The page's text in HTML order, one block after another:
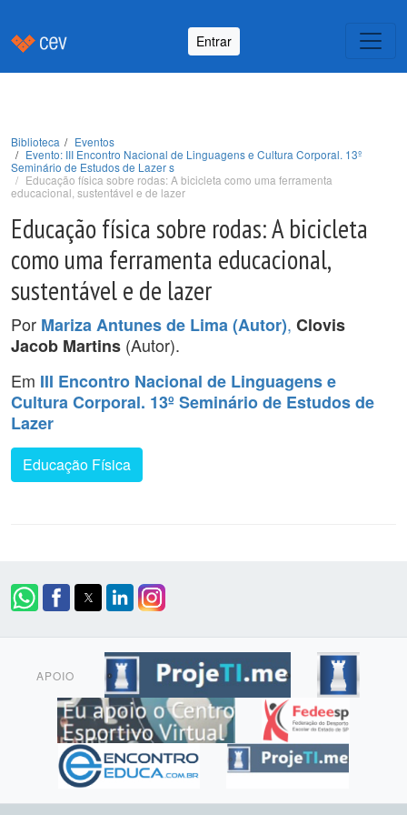
Entrar
Biblioteca
Eventos
Evento: III Encontro Nacional de Linguagens e Cultura Corporal. 13º
Seminário de Estudos de Lazer s
Educação física sobre rodas: A bicicleta como uma ferramenta
educacional, sustentável e de lazer
Educação física sobre rodas: A bicicleta
como uma ferramenta educacional,
sustentável e de lazer
Por Mariza Antunes de Lima (Autor), Clovis
Jacob Martins (Autor).
Em III Encontro Nacional de Linguagens e
Cultura Corporal. 13º Seminário de Estudos de
Lazer
Educação Física
APOIO